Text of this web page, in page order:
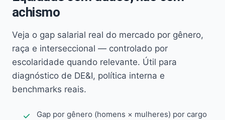
achismo
Veja o gap salarial real do mercado por gênero,
raça e interseccional — controlado por
escolaridade quando relevante. Útil para
diagnóstico de DE&I, política interna e
benchmarks reais.
Gap por gênero (homens × mulheres) por cargo